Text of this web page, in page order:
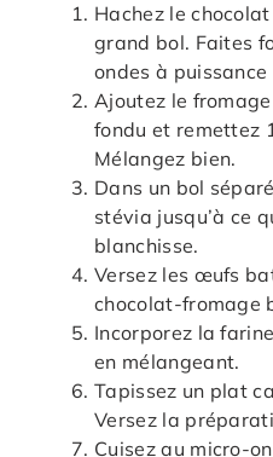
Hachez le
grand bol. Faites
ondes à
Ajoutez le
fondu et remettez
Mélangez bien.
Dans un bol
stévia jusqu’à ce
blanchisse.
Versez les œufs
chocolat-fromage
Incorporez la
en mélangeant.
Tapissez un plat
Versez la
Cuisez au micro-